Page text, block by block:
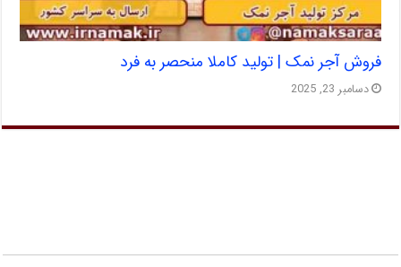
فروش آجر نمک | تولید کاملا منحصر به فرد
دسامبر 23, 2025